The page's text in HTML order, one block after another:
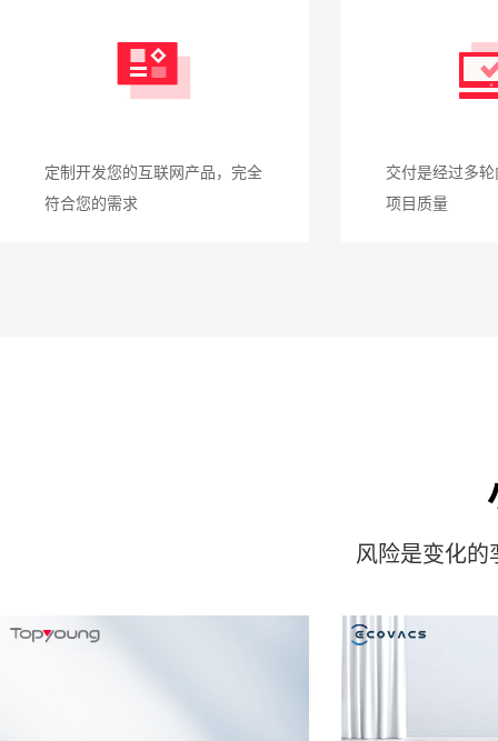
定制开发您的互联网产品，完全
符合您的需求
交付是经过多
项目质量
风险是变化的